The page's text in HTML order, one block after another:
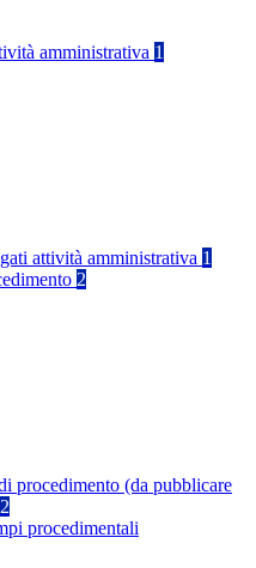
amministrativa 1
attività amministrativa 1
2
procedimento (da pubblicare
2
procedimentali